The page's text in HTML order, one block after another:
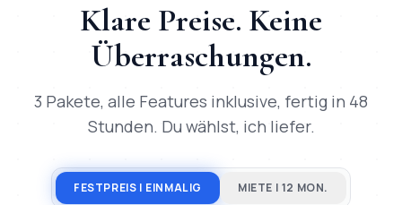
Klare Preise. Keine
Überraschungen.
3 Pakete, alle Features inklusive, fertig in 48
Stunden. Du wählst, ich liefer.
FESTPREIS | EINMALIG MIETE | 12 MON.